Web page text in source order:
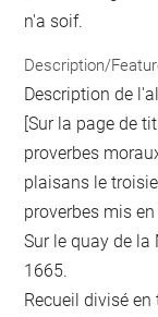
n'a soif.
Description/
Description de
[Sur la page de
proverbes
plaisans le
proverbes mis
Sur le quay de la
1665.
Recueil divisé